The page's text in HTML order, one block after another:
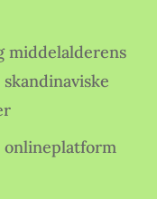
middelalderens
onlineplatform